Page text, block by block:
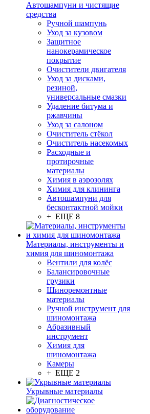
Автошампуни и чистящие
средства
Ручной шампунь
Уход за кузовом
Защитное
нанокерамическое
покрытие
Очистители двигателя
Уход за дисками,
резиной,
универсальные смазки
Удаление битума и
ржавчины
Уход за салоном
Очиститель стёкол
Очиститель насекомых
Расходные и
протирочные
материалы
Химия в аэрозолях
Химия для клининга
Автошампуни для
бесконтактной мойки
+ ЕЩЕ 8
Материалы, инструменты и
химия для шиномонтажа
Вентили для колёс
Балансировочные
грузики
Шиноремонтные
материалы
Ручной инструмент для
шиномонтажа
Абразивный
инструмент
Химия для
шиномонтажа
Камеры
+ ЕЩЕ 2
Укрывные материалы